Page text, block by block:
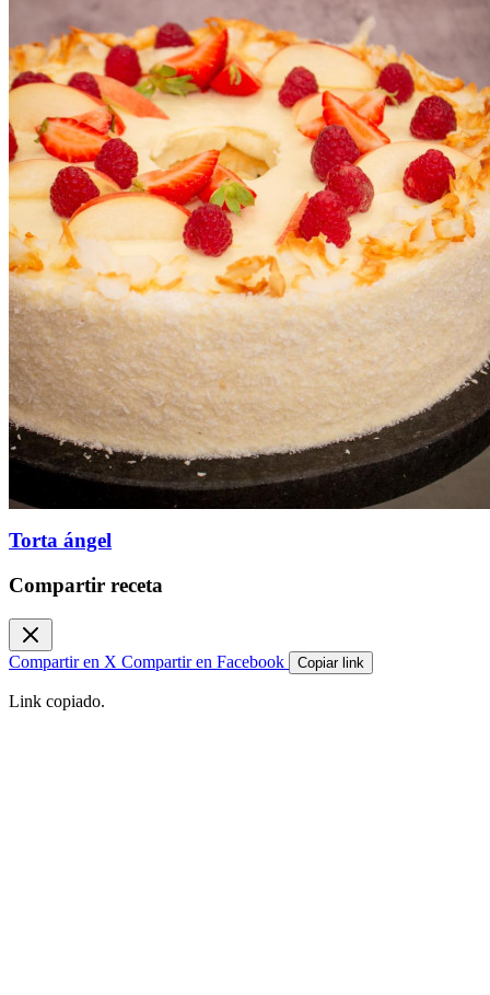
Torta ángel
Compartir receta
Compartir en X Compartir en Facebook Copiar link
Link copiado.